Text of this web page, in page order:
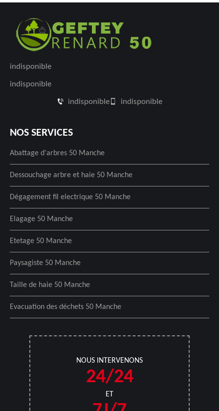
indisponible
indisponible
indisponible indisponible
NOS SERVICES
Abattage d'arbres 50 Manche
Dessouchage arbre et haie 50 Manche
Dégagement fil electrique 50 Manche
Elagage 50 Manche
Etetage 50 Manche
Paysagiste 50 Manche
Taille de haie 50 Manche
Evacuation des déchets 50 Manche
NOUS INTERVENONS
24/24
ET